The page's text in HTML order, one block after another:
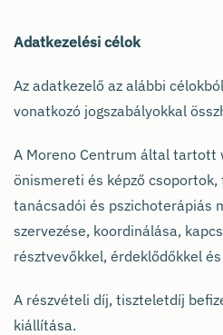
Adatkezelési célok
Az adatkezelő az alábbi
vonatkozó jogszabályokkal
A Moreno Centrum által tartott
önismereti és képző csoportok,
tanácsadói és pszichoterápiás
szervezése, koordinálása,
résztvevőkkel, érdeklődőkkel
A részvételi díj, tiszteletdíj
kiállítása.